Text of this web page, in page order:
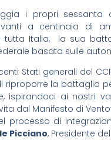
i propri
a centinaia di
tutta Italia, la sua
basata sulle
Stati generali del
riproporre la battaglia
ispirandoci ai nostri
dal Manifesto di
processo di
Picciano, Presidente